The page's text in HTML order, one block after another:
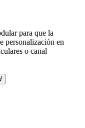
para que la
personalización en
o canal